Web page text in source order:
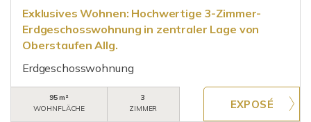
Exklusives Wohnen: Hochwertige 3-Zimmer-
Erdgeschosswohnung in zentraler Lage von
Oberstaufen Allg.
Erdgeschosswohnung
95 m²
WOHNFLÄCHE
3
ZIMMER